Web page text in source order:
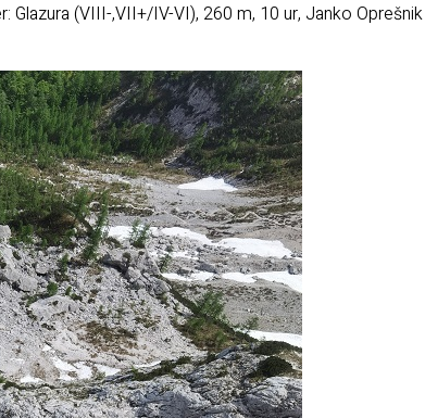
Glazura (VIII-,VII+/IV-VI), 260 m, 10 ur, Janko